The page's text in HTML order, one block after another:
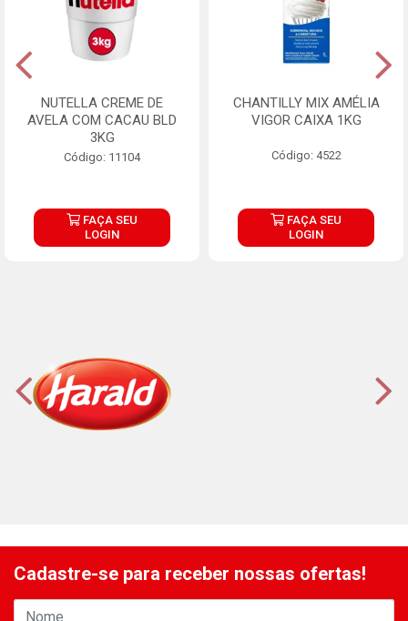
NUTELLA CREME DE
AVELA COM CACAU BLD
3KG
Código: 11104
FAÇA SEU
LOGIN
CHANTILLY MIX AMÉLIA
VIGOR CAIXA 1KG
Código: 4522
FAÇA SEU
LOGIN
Cadastre-se para receber nossas ofertas!